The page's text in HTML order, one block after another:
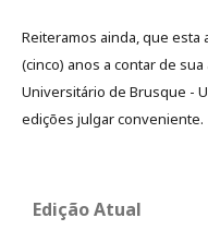
Reiteramos ainda, que esta
(cinco) anos a contar de
Universitário de Brusque -
edições julgar conveniente.
Edição Atual